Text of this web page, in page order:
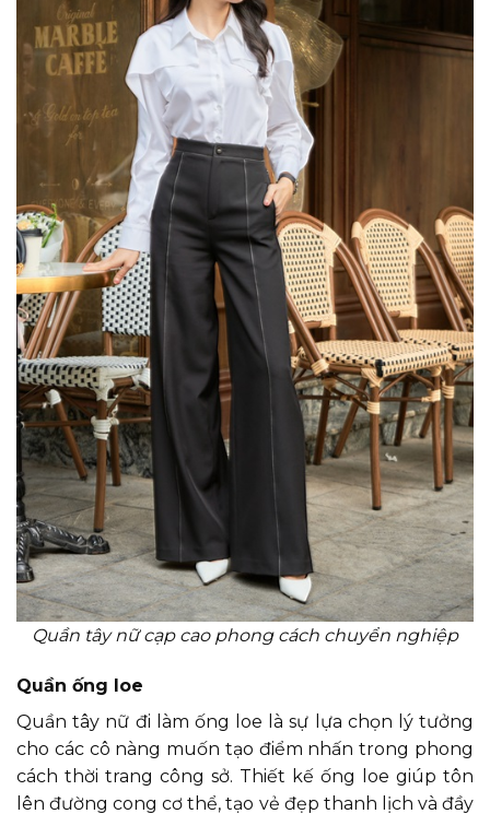
Quần tây nữ cạp cao phong cách chuyển nghiệp
Quần ống loe
Quần tây nữ đi làm ống loe là sự lựa chọn lý tưởng
cho các cô nàng muốn tạo điểm nhấn trong phong
cách thời trang công sở. Thiết kế ống loe giúp tôn
lên đường cong cơ thể, tạo vẻ đẹp thanh lịch và đầy